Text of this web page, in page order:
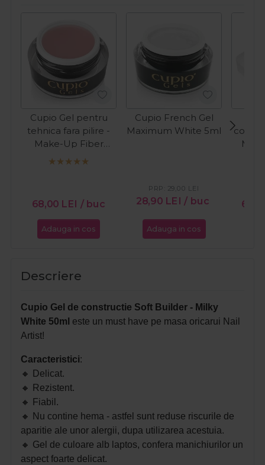
Cupio Gel pentru
tehnica fara pilire -
Make-Up Fiber
Natural 15ml
68,00 LEI / buc
Adauga in cos
Cupio French Gel
Maximum White 5ml
28,90 LEI / buc
PRP: 29,00 LEI
Adauga in cos
Descriere
Cupio Gel de constructie Soft Builder - Milky
White 50ml este un must have pe masa oricarui Nail
Artist!
Caracteristici:
🔸
Delicat.
🔸
Rezistent.
🔸
Fiabil.
🔸
Nu contine hema - astfel sunt reduse riscurile de
aparitie ale unor alergii, dupa utilizarea acestuia.
🔸 Gel de culoare alb laptos, confera manichiurilor un
aspect foarte delicat.